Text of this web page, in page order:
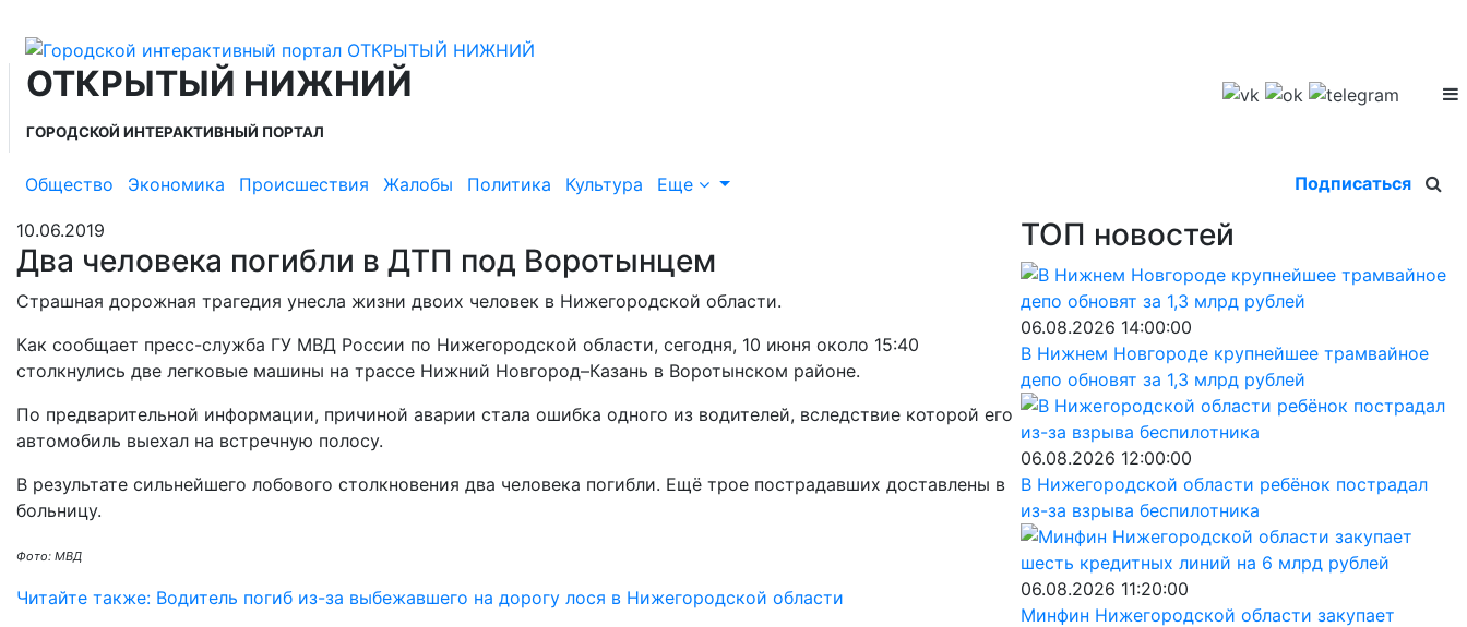
ОТКРЫТЫЙ НИЖНИЙ
ГОРОДСКОЙ ИНТЕРАКТИВНЫЙ ПОРТАЛ
Общество Экономика Происшествия Жалобы Политика Культура Еще Подписаться
10.06.2019
Два человека погибли в ДТП под Воротынцем
Страшная дорожная трагедия унесла жизни двоих человек в Нижегородской области.
Как сообщает пресс-служба ГУ МВД России по Нижегородской области, сегодня, 10 июня около 15:40
столкнулись две легковые машины на трассе Нижний Новгород–Казань в Воротынском районе.
По предварительной информации, причиной аварии стала ошибка одного из водителей, вследствие которой его
автомобиль выехал на встречную полосу.
В результате сильнейшего лобового столкновения два человека погибли. Ещё трое пострадавших доставлены в
больницу.
Фото: МВД
Читайте также: Водитель погиб из-за выбежавшего на дорогу лося в Нижегородской области
ТОП новостей
06.08.2026 14:00:00
В Нижнем Новгороде крупнейшее трамвайное
депо обновят за 1,3 млрд рублей
06.08.2026 12:00:00
В Нижегородской области ребёнок пострадал
из-за взрыва беспилотника
06.08.2026 11:20:00
Минфин Нижегородской области закупает